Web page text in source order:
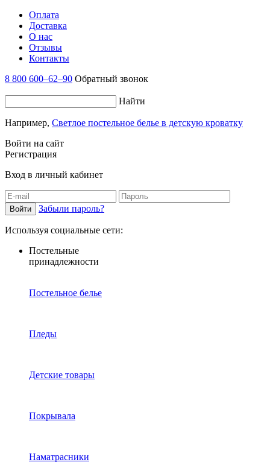
Оплата
Доставка
О нас
Отзывы
Контакты
8 800 600–62–90 Обратный звонок
Найти
Например, Светлое постельное белье в детскую кроватку
Войти на сайт
Регистрация
Вход в личный кабинет
Забыли пароль?
Используя социальные сети:
Постельные
принадлежности
Постельное белье
Пледы
Детские товары
Покрывала
Наматрасники